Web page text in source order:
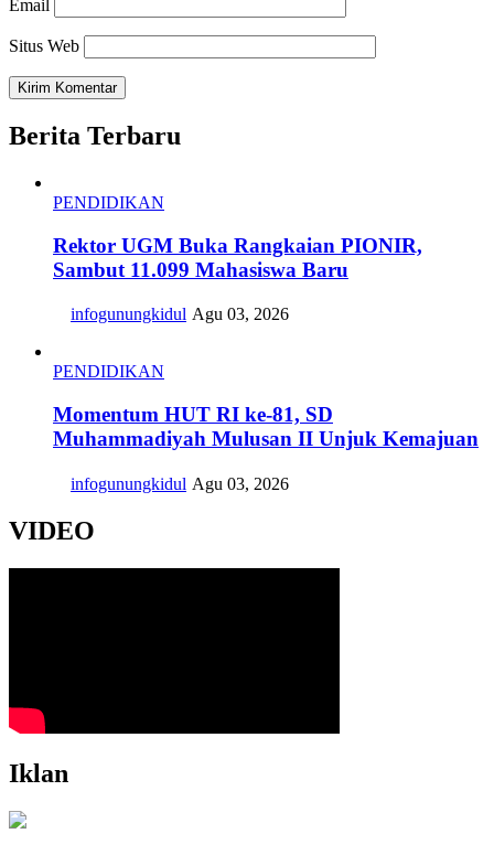
Email
Situs Web
Berita Terbaru
PENDIDIKAN
Rektor UGM Buka Rangkaian PIONIR,
Sambut 11.099 Mahasiswa Baru
infogunungkidul Agu 03, 2026
PENDIDIKAN
Momentum HUT RI ke-81, SD
Muhammadiyah Mulusan II Unjuk Kemajuan
infogunungkidul Agu 03, 2026
VIDEO
Iklan